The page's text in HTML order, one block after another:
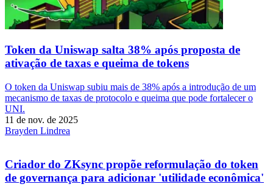
Token da Uniswap salta 38% após proposta de
ativação de taxas e queima de tokens
O token da Uniswap subiu mais de 38% após a introdução de um
mecanismo de taxas de protocolo e queima que pode fortalecer o
UNI.
11 de nov. de 2025
Brayden Lindrea
Criador do ZKsync propõe reformulação do token
de governança para adicionar 'utilidade econômica'